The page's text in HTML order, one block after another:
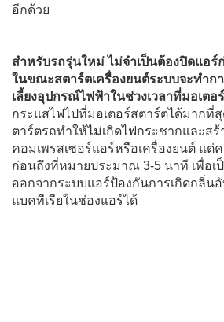
อีกด้วย
สำหรับรถรุ่นใหม่ ไม่จำเป็นต้องปิดแอร์
ในขณะสตาร์ตเครื่องยนต์ระบบจะทำก
เลี้ยงอุปกรณ์ไฟฟ้าในช่วงเวลาที่มอเตอ
กระแสไฟไปที่มอเตอร์สตาร์ตได้มากที่
ตาร์ตรถทำให้ไม่เกิดไฟกระชากและสร้
คอมเพรสเซอร์แอร์หรือเครื่องยนต์ แต่
ก่อนถึงที่หมายประมาณ 3-5 นาที เพื่อเ
ออกจากระบบแอร์ป้องกันการเกิดกลิ่นอั
แบคทีเรียในช่องแอร์ได้